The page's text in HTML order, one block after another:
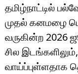
தமிழ்நாட்டில்
முதல் கனமழை
வருகின்ற 2026
சில
வாய்ப்புள்ளதாக